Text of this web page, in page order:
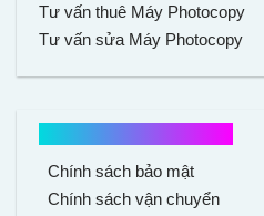
Tư vấn thuê Máy Photocopy
Tư vấn sửa Máy Photocopy
Chính sách bảo mật
Chính sách vận chuyển